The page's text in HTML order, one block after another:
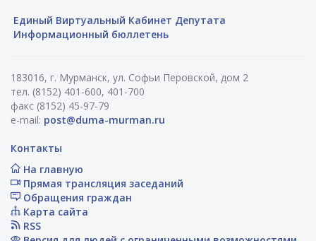
Единый Виртуальный Кабинет Депутата
Информационный бюллетень
183016, г. Мурманск, ул. Софьи Перовской, дом 2
тел. (8152) 401-600, 401-700
факс (8152) 45-97-79
e-mail: post@duma-murman.ru
Контакты
На главную
Прямая трансляция заседаний
Обращения граждан
Карта сайта
RSS